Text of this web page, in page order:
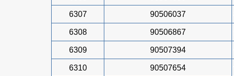
6307 90506037
6308 90506867
6309 90507394
6310 90507654